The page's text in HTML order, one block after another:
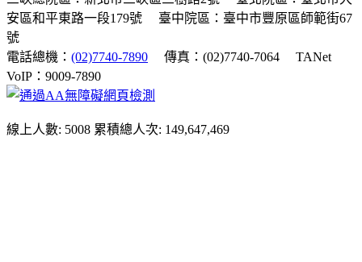
安區和平東路一段179號
臺中院區：臺中市豐原區師範街67
號
電話總機： (02)7740-7890 傳真：(02)7740-7064
TANet
VoIP：9009-7890
線上人數: 5008 累積總人次: 149,647,469